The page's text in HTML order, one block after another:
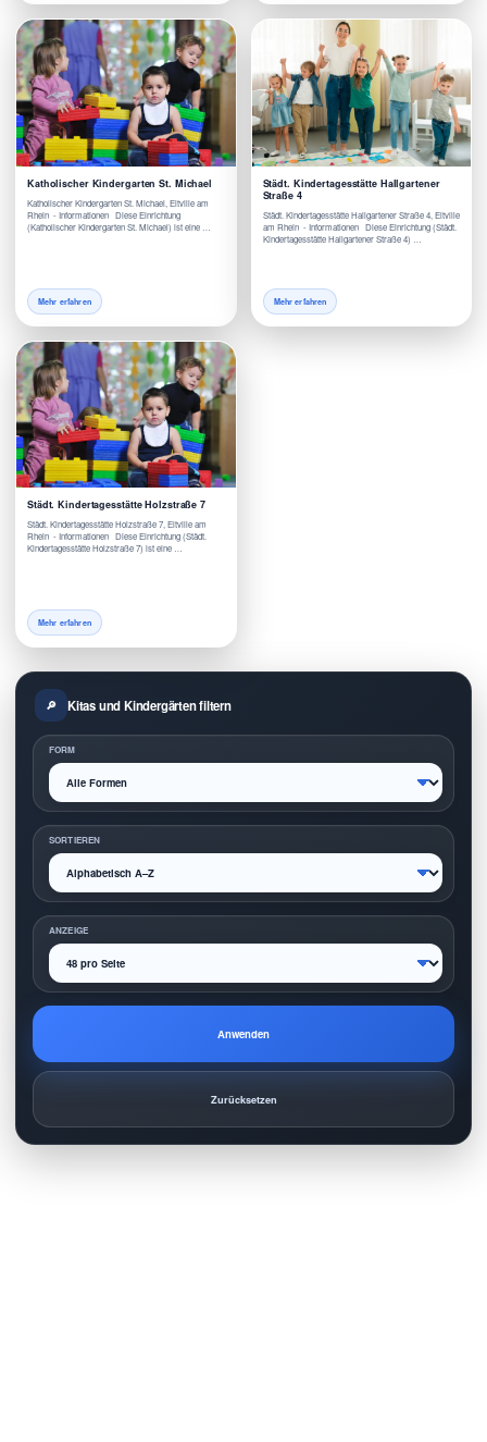
Katholischer Kindergarten St. Michael
Katholischer Kindergarten St. Michael, Eltville am
Rhein - Informationen Diese Einrichtung
(Katholischer Kindergarten St. Michael) ist eine …
Mehr erfahren
Städt. Kindertagesstätte Hallgartener
Straße 4
Städt. Kindertagesstätte Hallgartener Straße 4, Eltville
am Rhein - Informationen Diese Einrichtung (Städt.
Kindertagesstätte Hallgartener Straße 4) …
Mehr erfahren
Städt. Kindertagesstätte Holzstraße 7
Städt. Kindertagesstätte Holzstraße 7, Eltville am
Rhein - Informationen Diese Einrichtung (Städt.
Kindertagesstätte Holzstraße 7) ist eine …
Mehr erfahren
Kitas und Kindergärten filtern
FORM
SORTIEREN
ANZEIGE
Anwenden
Zurücksetzen